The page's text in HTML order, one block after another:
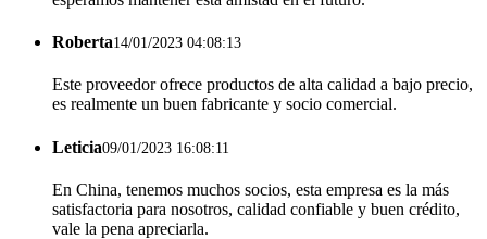
Roberta14/01/2023 04:08:13
Este proveedor ofrece productos de alta calidad a bajo precio,
es realmente un buen fabricante y socio comercial.
Leticia09/01/2023 16:08:11
En China, tenemos muchos socios, esta empresa es la más
satisfactoria para nosotros, calidad confiable y buen crédito,
vale la pena apreciarla.